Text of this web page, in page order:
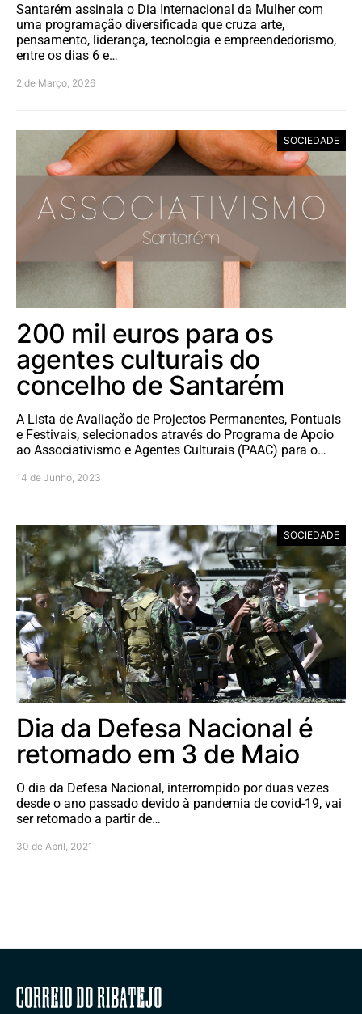
Santarém assinala o Dia Internacional da Mulher com
uma programação diversificada que cruza arte,
pensamento, liderança, tecnologia e empreendedorismo,
entre os dias 6 e…
2 de Março, 2026
SOCIEDADE
200 mil euros para os
agentes culturais do
concelho de Santarém
A Lista de Avaliação de Projectos Permanentes, Pontuais
e Festivais, selecionados através do Programa de Apoio
ao Associativismo e Agentes Culturais (PAAC) para o…
14 de Junho, 2023
SOCIEDADE
Dia da Defesa Nacional é
retomado em 3 de Maio
O dia da Defesa Nacional, interrompido por duas vezes
desde o ano passado devido à pandemia de covid-19, vai
ser retomado a partir de…
30 de Abril, 2021
Correio do Ribatejo